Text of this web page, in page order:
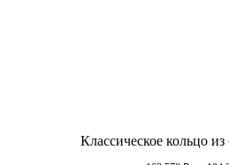
Классическое кольцо из